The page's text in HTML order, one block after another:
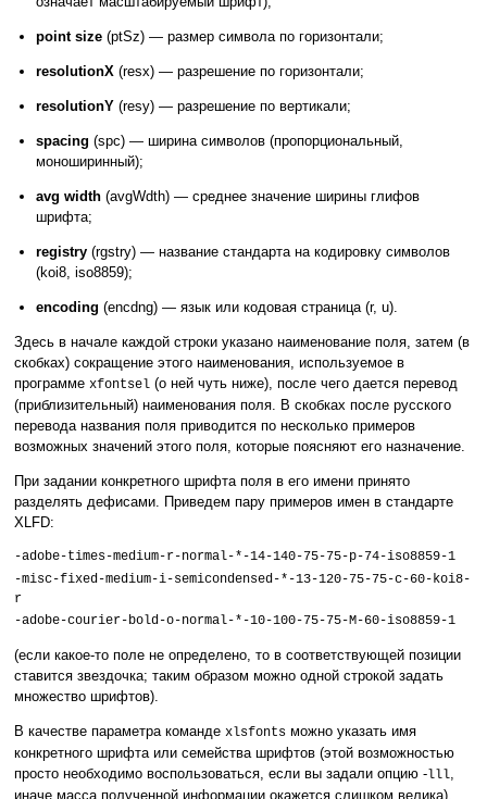
point size (ptSz) — размер символа по горизонтали;
resolutionX (resx) — разрешение по горизонтали;
resolutionY (resy) — разрешение по вертикали;
spacing (spc) — ширина символов (пропорциональный,
моноширинный);
avg width (avgWdth) — среднее значение ширины глифов
шрифта;
registry (rgstry) — название стандарта на кодировку символов
(koi8, iso8859);
encoding (encdng) — язык или кодовая страница (r, u).
Здесь в начале каждой строки указано наименование поля, затем (в
скобках) сокращение этого наименования, используемое в
программе xfontsel (о ней чуть ниже), после чего дается перевод
(приблизительный) наименования поля. В скобках после русского
перевода названия поля приводится по несколько примеров
возможных значений этого поля, которые поясняют его назначение.
При задании конкретного шрифта поля в его имени принято
разделять дефисами. Приведем пару примеров имен в стандарте
XLFD:
-adobe-times-medium-r-normal-*-14-140-75-75-p-74-iso8859-1
-misc-fixed-medium-i-semicondensed-*-13-120-75-75-c-60-koi8-
r
-adobe-courier-bold-o-normal-*-10-100-75-75-M-60-iso8859-1
(если какое-то поле не определено, то в соответствующей позиции
ставится звездочка; таким образом можно одной строкой задать
множество шрифтов).
В качестве параметра команде xlsfonts можно указать имя
конкретного шрифта или семейства шрифтов (этой возможностью
просто необходимо воспользоваться, если вы задали опцию -lll,
иначе масса полученной информации окажется слишком велика).